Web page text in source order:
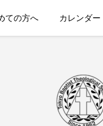
ての方へ カレンダー